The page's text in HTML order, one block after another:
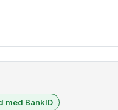
med BankID